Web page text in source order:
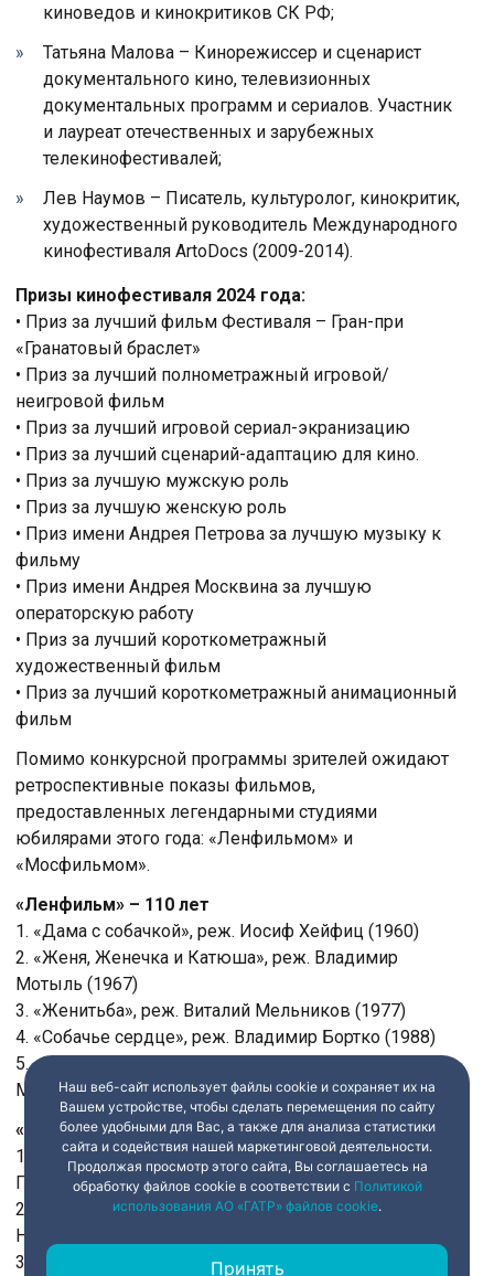
киноведов и кинокритиков СК РФ;
Татьяна Малова – Кинорежиссер и сценарист
документального кино, телевизионных
документальных программ и сериалов. Участник
и лауреат отечественных и зарубежных
телекинофестивалей;
Лев Наумов – Писатель, культуролог, кинокритик,
художественный руководитель Международного
кинофестиваля ArtoDocs (2009-2014).
Призы кинофестиваля 2024 года:
• Приз за лучший фильм Фестиваля – Гран-при
«Гранатовый браслет»
• Приз за лучший полнометражный игровой/
неигровой фильм
• Приз за лучший игровой сериал-экранизацию
• Приз за лучший сценарий-адаптацию для кино.
• Приз за лучшую мужскую роль
• Приз за лучшую женскую роль
• Приз имени Андрея Петрова за лучшую музыку к
фильму
• Приз имени Андрея Москвина за лучшую
операторскую работу
• Приз за лучший короткометражный
художественный фильм
• Приз за лучший короткометражный анимационный
фильм
Помимо конкурсной программы зрителей ожидают
ретроспективные показы фильмов,
предоставленных легендарными студиями
юбилярами этого года: «Ленфильмом» и
«Мосфильмом».
«Ленфильм» – 110 лет
1. «Дама с собачкой», реж. Иосиф Хейфиц (1960)
2. «Женя, Женечка и Катюша», реж. Владимир
Мотыль (1967)
3. «Женитьба», реж. Виталий Мельников (1977)
4. «Собачье сердце», реж. Владимир Бортко (1988)
5. «Бедный, бедный Павел», реж. Виталий
Мельников (2003)
«Мосфильм» – 100 лет
1. «Палата №6», реж. Карен Шахназаров, Александр
Горновский (2009)
2. «Несколько дней из жизни И.И. Обломова», реж.
Никита Михалков (1979)
3. «Восхождение», реж. Лариса Шепитько (1976)
Наш веб-сайт использует файлы cookie и сохраняет их на
Вашем устройстве, чтобы сделать перемещения по сайту
более удобными для Вас, а также для анализа статистики
сайта и содействия нашей маркетинговой деятельности.
Продолжая просмотр этого сайта, Вы соглашаетесь на
обработку файлов cookie в соответствии с Политикой
использования АО «ГАТР» файлов cookie.
Принять